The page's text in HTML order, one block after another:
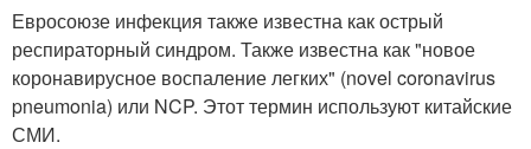
Евросоюзе инфекция также известна как острый
респираторный синдром. Также известна как "новое
коронавирусное воспаление легких" (novel coronavirus
pneumonia) или NCP. Этот термин используют китайские
СМИ.